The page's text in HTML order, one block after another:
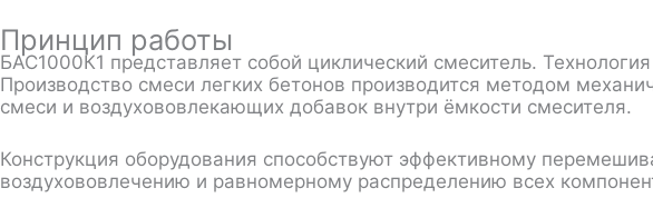
Принцип работы
БАС1000К1 представляет собой циклический смеситель.
Производство смеси легких бетонов производится методом
смеси и воздухововлекающих добавок внутри ёмкости смесителя.
Конструкция оборудования способствуют эффективному
воздухововлечению и равномерному распределению всех